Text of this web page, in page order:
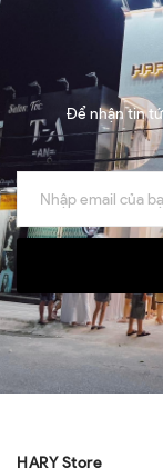
Để nhận tin
HARY Store